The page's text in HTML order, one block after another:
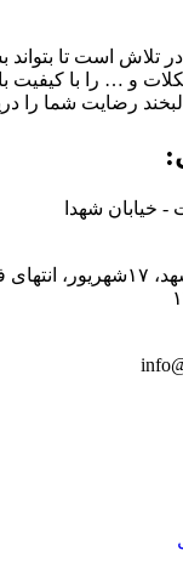
تلاش است تا بتواند
و … را با کیفیت
رضایت شما را
شهدا
دفتر بازرگانی: مشهد،